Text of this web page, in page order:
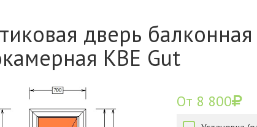
дверь
КВЕ Gut
От 8 800